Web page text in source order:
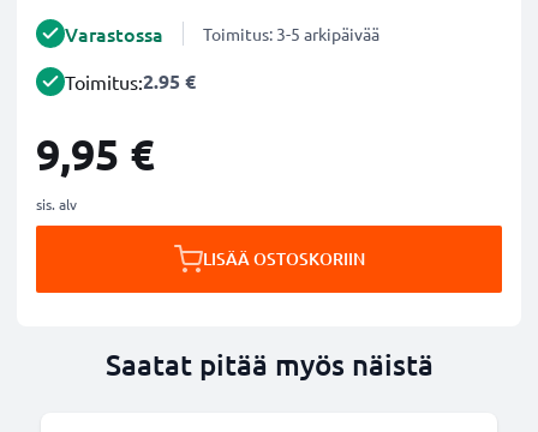
Varastossa Toimitus: 3-5 arkipäivää
Toimitus:2.95 €
9,95 €
sis. alv
LISÄÄ OSTOSKORIIN
Saatat pitää myös näistä